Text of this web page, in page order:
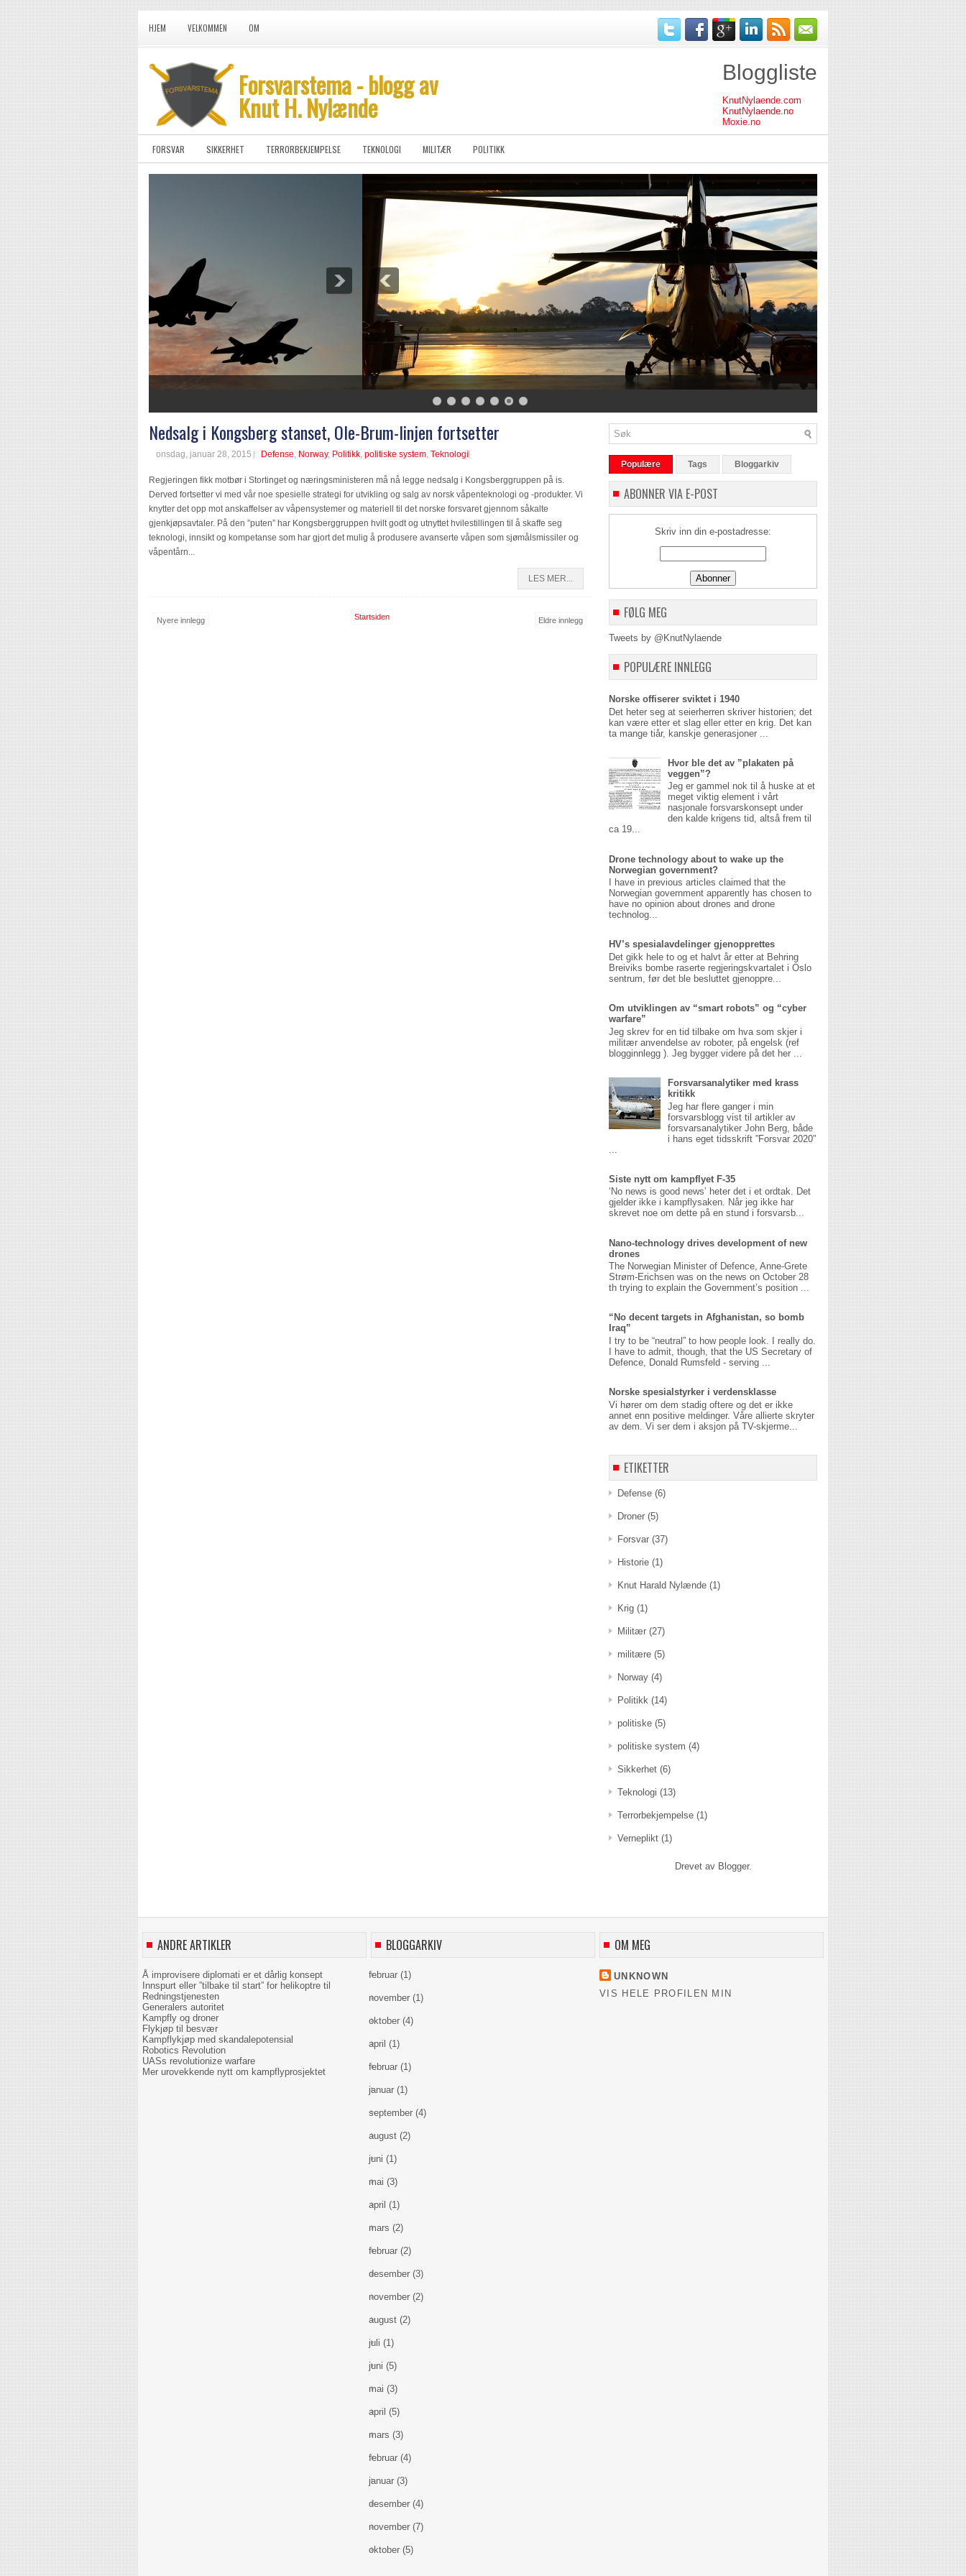
HJEM VELKOMMEN OM
Forsvarstema - blogg av
Knut H. Nylænde
Bloggliste
KnutNylaende.com
KnutNylaende.no
Moxie.no
FORSVAR SIKKERHET TERRORBEKJEMPELSE TEKNOLOGI MILITÆR POLITIKK
Nedsalg i Kongsberg stanset, Ole-Brum-linjen fortsetter
onsdag, januar 28, 2015 Defense, Norway, Politikk, politiske system, Teknologi
Regjeringen fikk motbør i Stortinget og næringsministeren må nå legge nedsalg i Kongsberggruppen på is.
Derved fortsetter vi med vår noe spesielle strategi for utvikling og salg av norsk våpenteknologi og -produkter. Vi
knytter det opp mot anskaffelser av våpensystemer og materiell til det norske forsvaret gjennom såkalte
gjenkjøpsavtaler. På den ”puten” har Kongsberggruppen hvilt godt og utnyttet hvilestillingen til å skaffe seg
teknologi, innsikt og kompetanse som har gjort det mulig å produsere avanserte våpen som sjømålsmissiler og
våpentårn...
LES MER...
Nyere innlegg Eldre innlegg
Startsiden
Populære Tags Bloggarkiv
ABONNER VIA E-POST
Skriv inn din e-postadresse:
FØLG MEG
Tweets by @KnutNylaende
POPULÆRE INNLEGG
Norske offiserer sviktet i 1940
Det heter seg at seierherren skriver historien; det
kan være etter et slag eller etter en krig. Det kan
ta mange tiår, kanskje generasjoner ...
Hvor ble det av ”plakaten på
veggen”?
Jeg er gammel nok til å huske at et
meget viktig element i vårt
nasjonale forsvarskonsept under
den kalde krigens tid, altså frem til
ca 19...
Drone technology about to wake up the
Norwegian government?
I have in previous articles claimed that the
Norwegian government apparently has chosen to
have no opinion about drones and drone
technolog...
HV’s spesialavdelinger gjenopprettes
Det gikk hele to og et halvt år etter at Behring
Breiviks bombe raserte regjeringskvartalet i Oslo
sentrum, før det ble besluttet gjenoppre...
Om utviklingen av “smart robots” og “cyber
warfare”
Jeg skrev for en tid tilbake om hva som skjer i
militær anvendelse av roboter, på engelsk (ref
blogginnlegg ). Jeg bygger videre på det her ...
Forsvarsanalytiker med krass
kritikk
Jeg har flere ganger i min
forsvarsblogg vist til artikler av
forsvarsanalytiker John Berg, både
i hans eget tidsskrift ”Forsvar 2020”
Siste nytt om kampflyet F-35
‘No news is good news’ heter det i et ordtak. Det
gjelder ikke i kampflysaken. Når jeg ikke har
skrevet noe om dette på en stund i forsvarsb...
Nano-technology drives development of new
drones
The Norwegian Minister of Defence, Anne-Grete
Strøm-Erichsen was on the news on October 28
th trying to explain the Government’s position ...
“No decent targets in Afghanistan, so bomb
Iraq”
I try to be “neutral” to how people look. I really do.
I have to admit, though, that the US Secretary of
Defence, Donald Rumsfeld - serving ...
Norske spesialstyrker i verdensklasse
Vi hører om dem stadig oftere og det er ikke
annet enn positive meldinger. Våre allierte skryter
av dem. Vi ser dem i aksjon på TV-skjerme...
ETIKETTER
Defense (6)
Droner (5)
Forsvar (37)
Historie (1)
Knut Harald Nylænde (1)
Krig (1)
Militær (27)
militære (5)
Norway (4)
Politikk (14)
politiske (5)
politiske system (4)
Sikkerhet (6)
Teknologi (13)
Terrorbekjempelse (1)
Verneplikt (1)
Drevet av Blogger.
ANDRE ARTIKLER
Å improvisere diplomati er et dårlig konsept
Innspurt eller ”tilbake til start” for helikoptre til
Redningstjenesten
Generalers autoritet
Kampfly og droner
Flykjøp til besvær
Kampflykjøp med skandalepotensial
Robotics Revolution
UASs revolutionize warfare
Mer urovekkende nytt om kampflyprosjektet
BLOGGARKIV
februar (1)
november (1)
oktober (4)
april (1)
februar (1)
januar (1)
september (4)
august (2)
juni (1)
mai (3)
april (1)
mars (2)
februar (2)
desember (3)
november (2)
august (2)
juli (1)
juni (5)
mai (3)
april (5)
mars (3)
februar (4)
januar (3)
desember (4)
november (7)
oktober (5)
OM MEG
UNKNOWN
VIS HELE PROFILEN MIN